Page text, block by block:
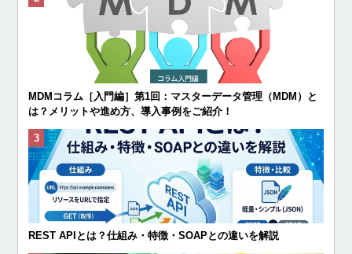
MDMコラム［入門編］第1回：マスターデータ管理（MDM）と
は？メリットや進め方、導入事例をご紹介！
REST APIとは？仕組み・特徴・SOAPとの違いを解説